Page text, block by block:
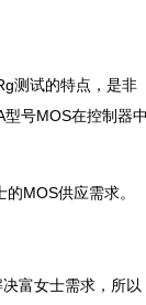
测试的特点，是非
号MOS在控制器
MOS供应需求。
富女士需求，所以